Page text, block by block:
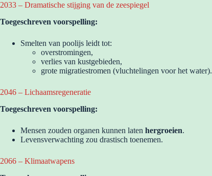
2033 – Dramatische stijging van de zeespiegel
Toegeschreven voorspelling:
Smelten van poolijs leidt tot:
overstromingen,
verlies van kustgebieden,
grote migratiestromen (vluchtelingen voor het water).
2046 – Lichaamsregeneratie
Toegeschreven voorspelling:
Mensen zouden organen kunnen laten hergroeien.
Levensverwachting zou drastisch toenemen.
2066 – Klimaatwapens